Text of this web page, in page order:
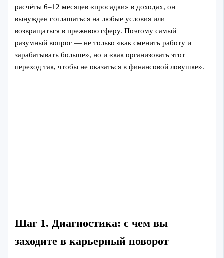
расчёты 6–12 месяцев «просадки» в доходах, он
вынужден соглашаться на любые условия или
возвращаться в прежнюю сферу. Поэтому самый
разумный вопрос — не только «как сменить работу и
зарабатывать больше», но и «как организовать этот
переход так, чтобы не оказаться в финансовой ловушке».
Шаг 1. Диагностика: с чем вы
заходите в карьерный поворот